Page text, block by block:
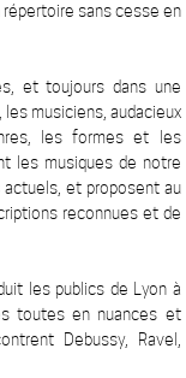
sans cesse en
et toujours dans une
musiciens, audacieux
les formes et les
les musiques de notre
et proposent au
reconnues et de
les publics de Lyon à
toutes en nuances et
Debussy, Ravel,